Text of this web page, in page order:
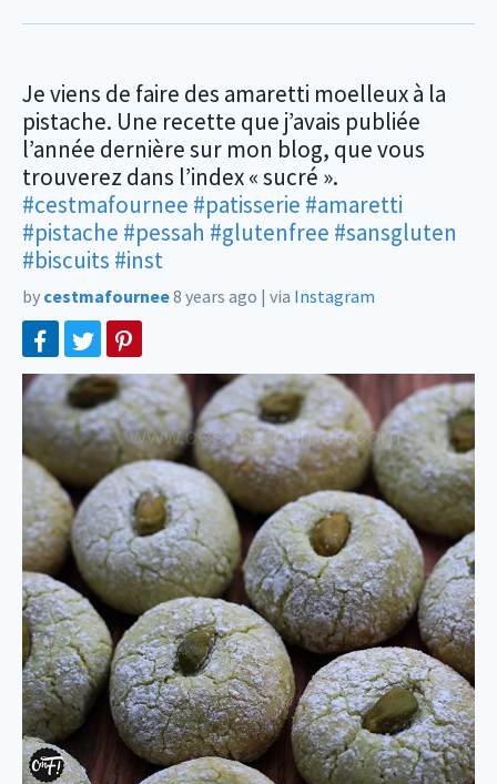
Je viens de faire des amaretti moelleux à la
pistache. Une recette que j’avais publiée
l’année dernière sur mon blog, que vous
trouverez dans l’index « sucré ».
#cestmafournee #patisserie #amaretti
#pistache #pessah #glutenfree #sansgluten
#biscuits #inst
by cestmafournee8 years ago | via Instagram